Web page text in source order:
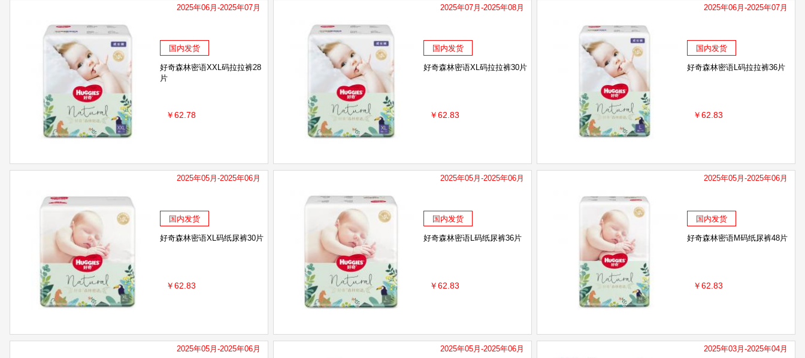
2025年06月-2025年07月
国内发货
好奇森林密语XXL码拉拉裤28
片
￥62.78
2025年07月-2025年08月
国内发货
好奇森林密语XL码拉拉裤30片
￥62.83
2025年06月-2025年07月
国内发货
好奇森林密语L码拉拉裤36片
￥62.83
2025年05月-2025年06月
国内发货
好奇森林密语XL码纸尿裤30片
￥62.83
2025年05月-2025年06月
国内发货
好奇森林密语L码纸尿裤36片
￥62.83
2025年05月-2025年06月
国内发货
好奇森林密语M码纸尿裤48片
￥62.83
2025年05月-2025年06月 2025年05月-2025年06月 2025年03月-2025年04月